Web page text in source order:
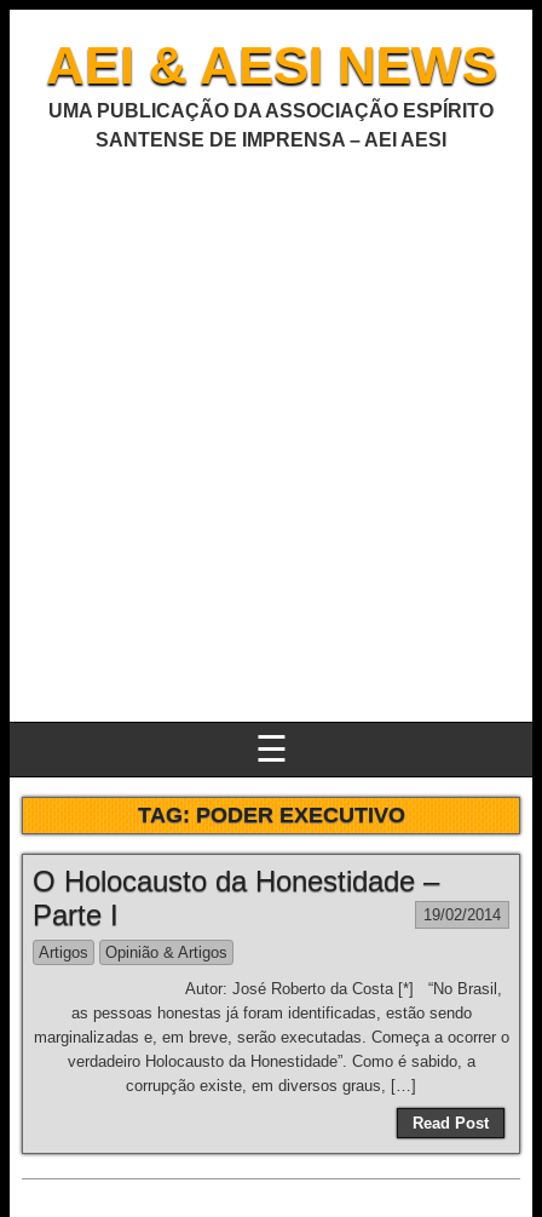
AEI & AESI NEWS
UMA PUBLICAÇÃO DA ASSOCIAÇÃO ESPÍRITO
SANTENSE DE IMPRENSA – AEI AESI
☰
TAG:PODER EXECUTIVO
O Holocausto da Honestidade –
Parte I
19/02/2014
Artigos
Opinião & Artigos
Autor: José Roberto da Costa [*] “No Brasil,
as pessoas honestas já foram identificadas, estão sendo
marginalizadas e, em breve, serão executadas. Começa a ocorrer o
verdadeiro Holocausto da Honestidade”. Como é sabido, a
corrupção existe, em diversos graus, […]
Read Post